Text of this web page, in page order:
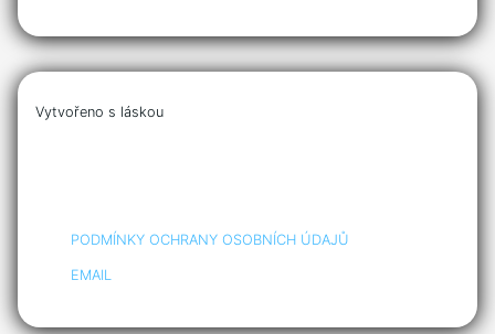
Vytvořeno s láskou
PODMÍNKY OCHRANY OSOBNÍCH ÚDAJŮ
EMAIL